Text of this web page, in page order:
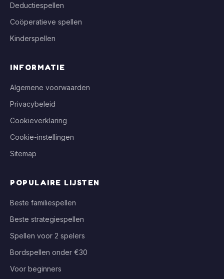
Deductiespellen
Coöperatieve spellen
Kinderspellen
INFORMATIE
Algemene voorwaarden
Privacybeleid
Cookieverklaring
Cookie-instellingen
Sitemap
POPULAIRE LIJSTEN
Beste familiespellen
Beste strategiespellen
Spellen voor 2 spelers
Bordspellen onder €30
Voor beginners